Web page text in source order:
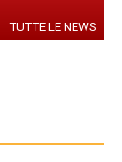
TUTTE LE NEWS